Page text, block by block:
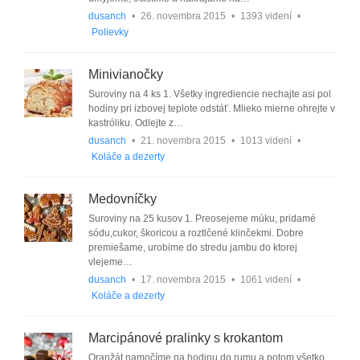
dusanch • 26. novembra 2015 • 1393 videní •
Polievky
Minivianočky
Suroviny na 4 ks 1. Všetky ingrediencie nechajte asi pol
hodiny pri izbovej teplote odstáť. Mlieko mierne ohrejte v
kastróliku. Odlejte z…
dusanch • 21. novembra 2015 • 1013 videní •
Koláče a dezerty
Medovníčky
Suroviny na 25 kusov 1. Preosejeme múku, pridamé
sódu,cukor, škoricou a roztlčené klinčekmi. Dobre
premiešame, urobime do stredu jambu do ktorej
vlejeme…
dusanch • 17. novembra 2015 • 1061 videní •
Koláče a dezerty
Marcipánové pralinky s krokantom
Oranžát namočíme na hodinu do rumu a potom všetko